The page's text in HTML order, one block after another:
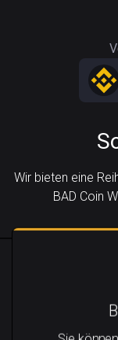
Wir bieten eine
BAD Coin